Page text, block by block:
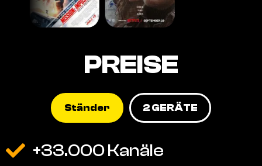
PREISE
Ständer 2 GERÄTE
+33.000 Kanäle